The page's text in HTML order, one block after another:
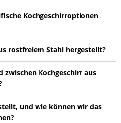
Kochgeschirroptionen
rostfreiem Stahl hergestellt?
zwischen Kochgeschirr aus
und wie können wir das